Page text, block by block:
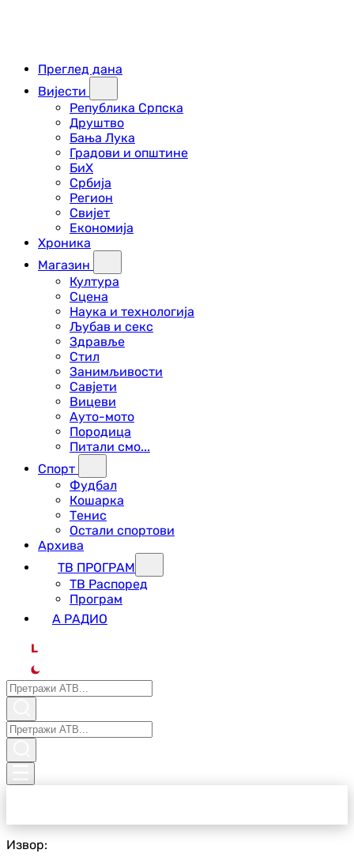
Преглед дана
Вијести
Република Српска
Друштво
Бања Лука
Градови и општине
БиХ
Србија
Регион
Свијет
Економија
Хроника
Магазин
Култура
Сцена
Наука и технологија
Љубав и секс
Здравље
Стил
Занимљивости
Савјети
Вицеви
Ауто-мото
Породица
Питали смо...
Спорт
Фудбал
Кошарка
Тенис
Остали спортови
Архива
ТВ ПРОГРАМ
ТВ Распоред
Програм
А РАДИО
L
Извор: